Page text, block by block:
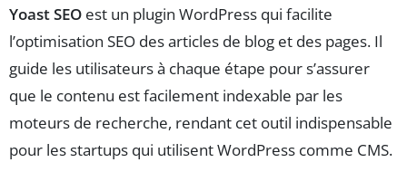
Yoast SEO est un plugin WordPress qui facilite
l’optimisation SEO des articles de blog et des pages. Il
guide les utilisateurs à chaque étape pour s’assurer
que le contenu est facilement indexable par les
moteurs de recherche, rendant cet outil indispensable
pour les startups qui utilisent WordPress comme CMS.